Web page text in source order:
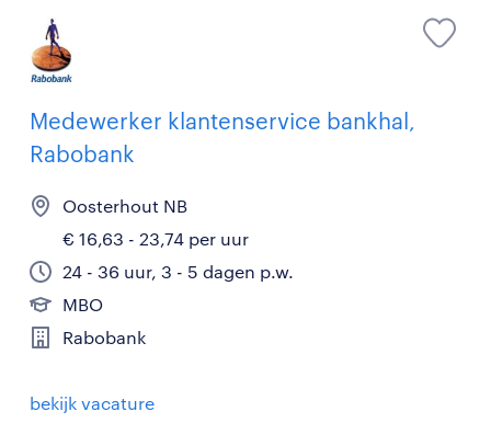
Medewerker klantenservice bankhal,
Rabobank
Oosterhout NB
€ 16,63 - 23,74 per uur
24 - 36 uur, 3 - 5 dagen p.w.
MBO
Rabobank
bekijk vacature